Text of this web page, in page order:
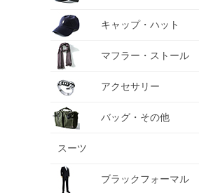
キャップ・ハット
マフラー・ストール
アクセサリー
バッグ・その他
スーツ
ブラックフォーマル